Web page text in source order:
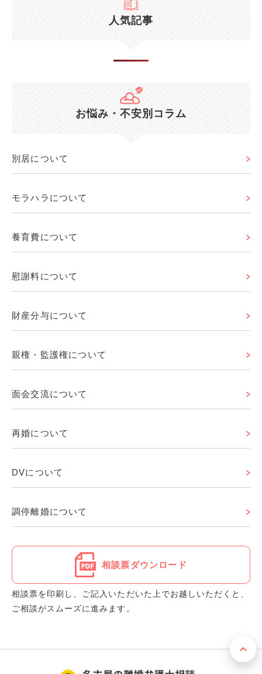
人気記事
お悩み・不安別コラム
別居について
モラハラについて
養育費について
慰謝料について
財産分与について
親権・監護権について
面会交流について
再婚について
DVについて
調停離婚について
相談票ダウンロード
相談票を印刷し、ご記入いただいた上でお越しいただくと、
ご相談がスムーズに進みます。